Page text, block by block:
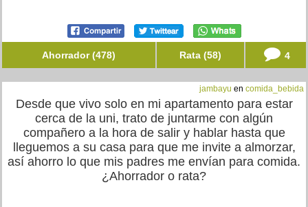
Ahorrador (478) Rata (58) 4
jambayu en comida_bebida
Desde que vivo solo en mi apartamento para estar
cerca de la uni, trato de juntarme con algún
compañero a la hora de salir y hablar hasta que
lleguemos a su casa para que me invite a almorzar,
así ahorro lo que mis padres me envían para comida.
¿Ahorrador o rata?